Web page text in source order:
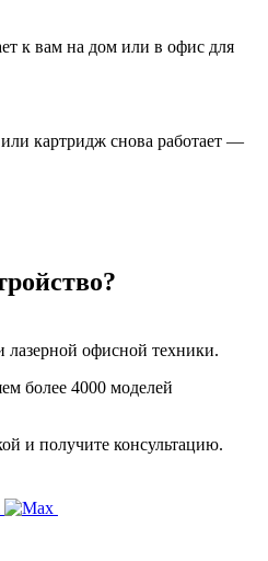
к вам на дом или в офис для
картридж снова работает —
офисной техники.
более 4000 моделей
и получите консультацию.